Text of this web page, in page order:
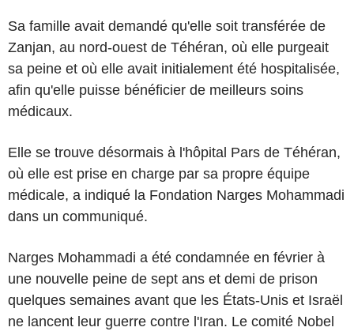
Sa famille avait demandé qu'elle soit transférée de
Zanjan, au nord-ouest de Téhéran, où elle purgeait
sa peine et où elle avait initialement été hospitalisée,
afin qu'elle puisse bénéficier de meilleurs soins
médicaux.
Elle se trouve désormais à l'hôpital Pars de Téhéran,
où elle est prise en charge par sa propre équipe
médicale, a indiqué la Fondation Narges Mohammadi
dans un communiqué.
Narges Mohammadi a été condamnée en février à
une nouvelle peine de sept ans et demi de prison
quelques semaines avant que les États-Unis et Israël
ne lancent leur guerre contre l'Iran. Le comité Nobel